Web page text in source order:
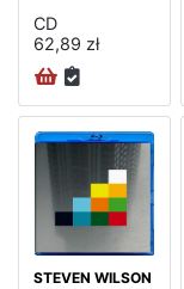
CD
62,89 zł
STEVEN WILSON